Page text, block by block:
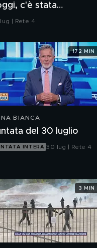
c'è stata
sulle
| Rete 4
BIANCA
del 30 luglio
INTERA 30 lug | Rete 4
172 MIN
3 MIN